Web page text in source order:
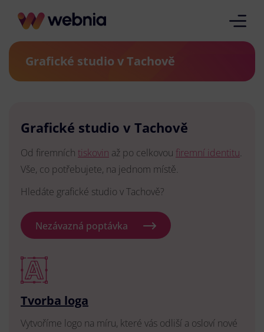
Grafické studio v Tachově
Grafické studio v Tachově
Od firemních tiskovin až po celkovou firemní identitu.
Vše, co potřebujete, na jednom místě.
Hledáte grafické studio v Tachově?
Nezávazná poptávka
Tvorba loga
Vytvoříme logo na míru, které vás odliší a osloví nové